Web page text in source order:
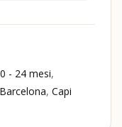
- 24 mesi,
, Capi